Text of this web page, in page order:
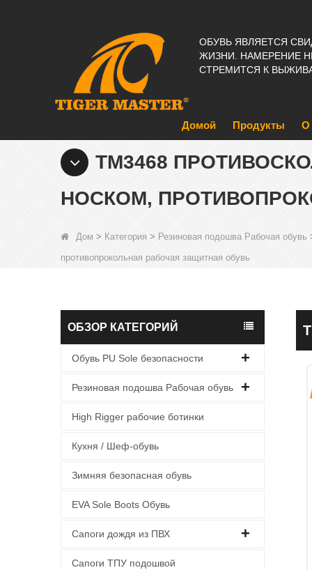
ОБУВЬ ЯВЛЯЕТСЯ
ЖИЗНИ. НАМЕРЕНИЕ
СТРЕМИТСЯ К
Домой Продукты О
TM3468
НОСКОМ,
Дом > Категория > Резиновая подошва Рабочая обувь
противопрокольная рабочая защитная обувь
ОБЗОР КАТЕГОРИЙ
Обувь PU Sole безопасности
Резиновая подошва Рабочая обувь
High Rigger рабочие ботинки
Кухня / Шеф-обувь
Зимняя безопасная обувь
EVA Sole Boots Обувь
Сапоги дождя из ПВХ
Сапоги ТПУ подошвой